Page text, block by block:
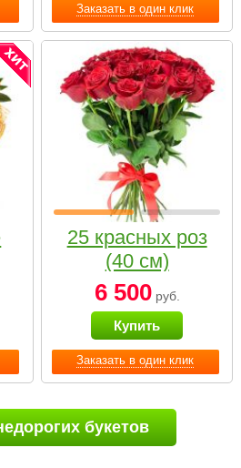
Заказать в один клик
Заказать в один клик
25 красных роз
(40 см)
6 500руб.
Купить
букетов